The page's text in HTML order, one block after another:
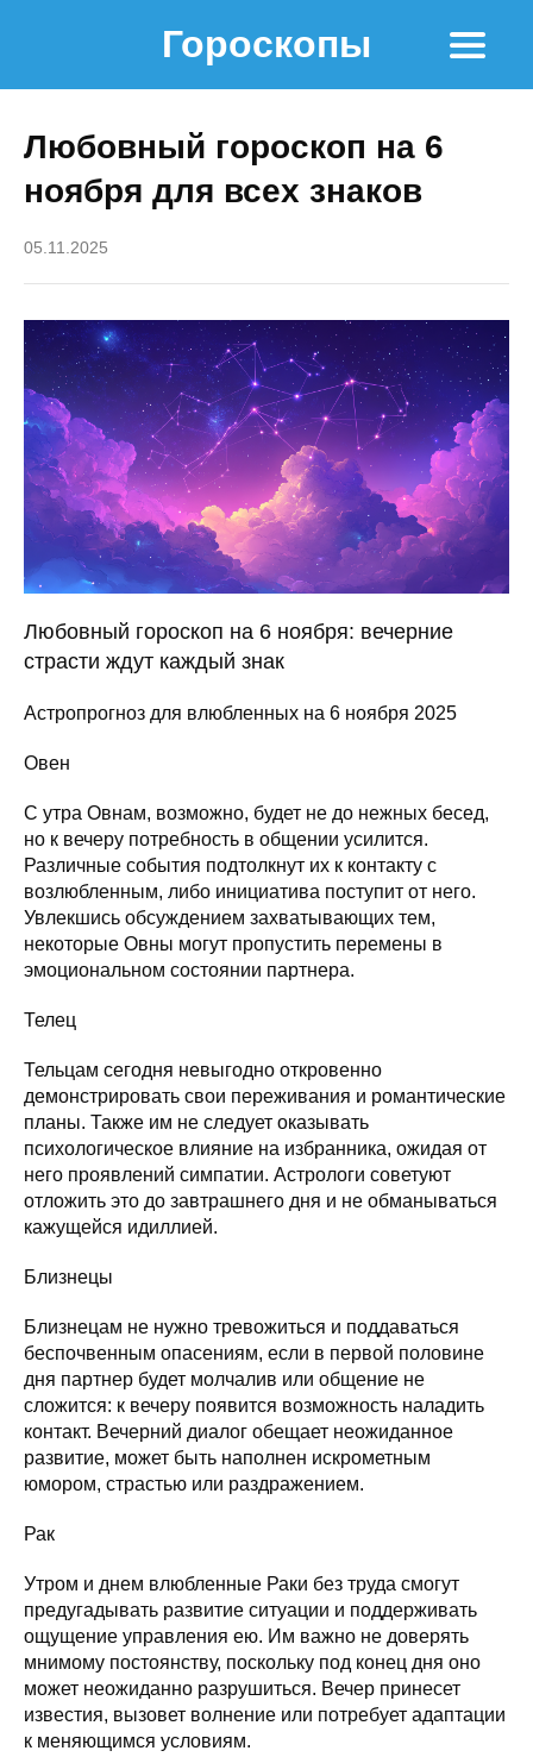
Гороскопы
Любовный гороскоп на 6
ноября для всех знаков
05.11.2025
Любовный гороскоп на 6 ноября: вечерние
страсти ждут каждый знак
Астропрогноз для влюбленных на 6 ноября 2025
Овен
С утра Овнам, возможно, будет не до нежных бесед,
но к вечеру потребность в общении усилится.
Различные события подтолкнут их к контакту с
возлюбленным, либо инициатива поступит от него.
Увлекшись обсуждением захватывающих тем,
некоторые Овны могут пропустить перемены в
эмоциональном состоянии партнера.
Телец
Тельцам сегодня невыгодно откровенно
демонстрировать свои переживания и романтические
планы. Также им не следует оказывать
психологическое влияние на избранника, ожидая от
него проявлений симпатии. Астрологи советуют
отложить это до завтрашнего дня и не обманываться
кажущейся идиллией.
Близнецы
Близнецам не нужно тревожиться и поддаваться
беспочвенным опасениям, если в первой половине
дня партнер будет молчалив или общение не
сложится: к вечеру появится возможность наладить
контакт. Вечерний диалог обещает неожиданное
развитие, может быть наполнен искрометным
юмором, страстью или раздражением.
Рак
Утром и днем влюбленные Раки без труда смогут
предугадывать развитие ситуации и поддерживать
ощущение управления ею. Им важно не доверять
мнимому постоянству, поскольку под конец дня оно
может неожиданно разрушиться. Вечер принесет
известия, вызовет волнение или потребует адаптации
к меняющимся условиям.